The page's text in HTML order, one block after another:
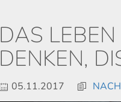
DAS
DENKEN,
05.11.2017